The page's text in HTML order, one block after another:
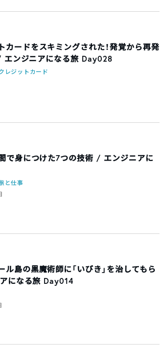
カードをスキミングされた！発覚から再発
ンジニアになる旅 Day028
レジットカード
で身につけた7つの技術 / エンジニアに
と仕事
ル島の黒魔術師に「いびき」を治してもら
になる旅 Day014